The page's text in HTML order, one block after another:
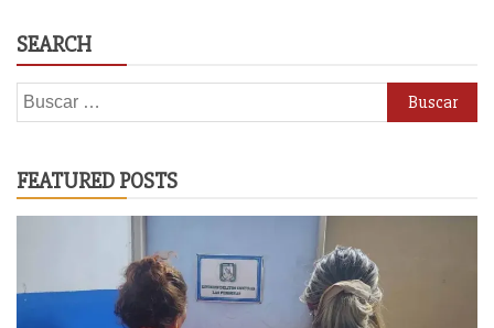
SEARCH
Buscar:
FEATURED POSTS